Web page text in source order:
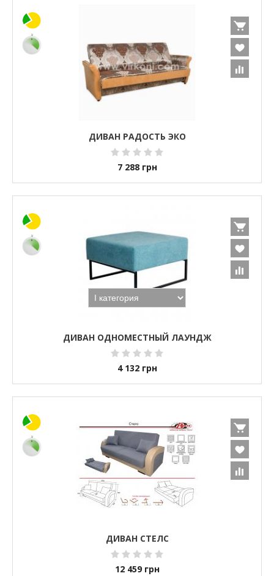
ДИВАН РАДОСТЬ ЭКО
7 288 грн
ДИВАН ОДНОМЕСТНЫЙ ЛАУНДЖ
4 132 грн
ДИВАН СТЕЛС
12 459 грн